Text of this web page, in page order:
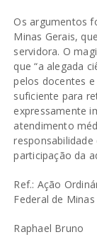
Os argumentos
Minas Gerais,
servidora. O
que “a alegada
pelos docentes
suficiente para
expressamente
atendimento
participação da
Ref.: Ação
Federal de Minas
Raphael Bruno